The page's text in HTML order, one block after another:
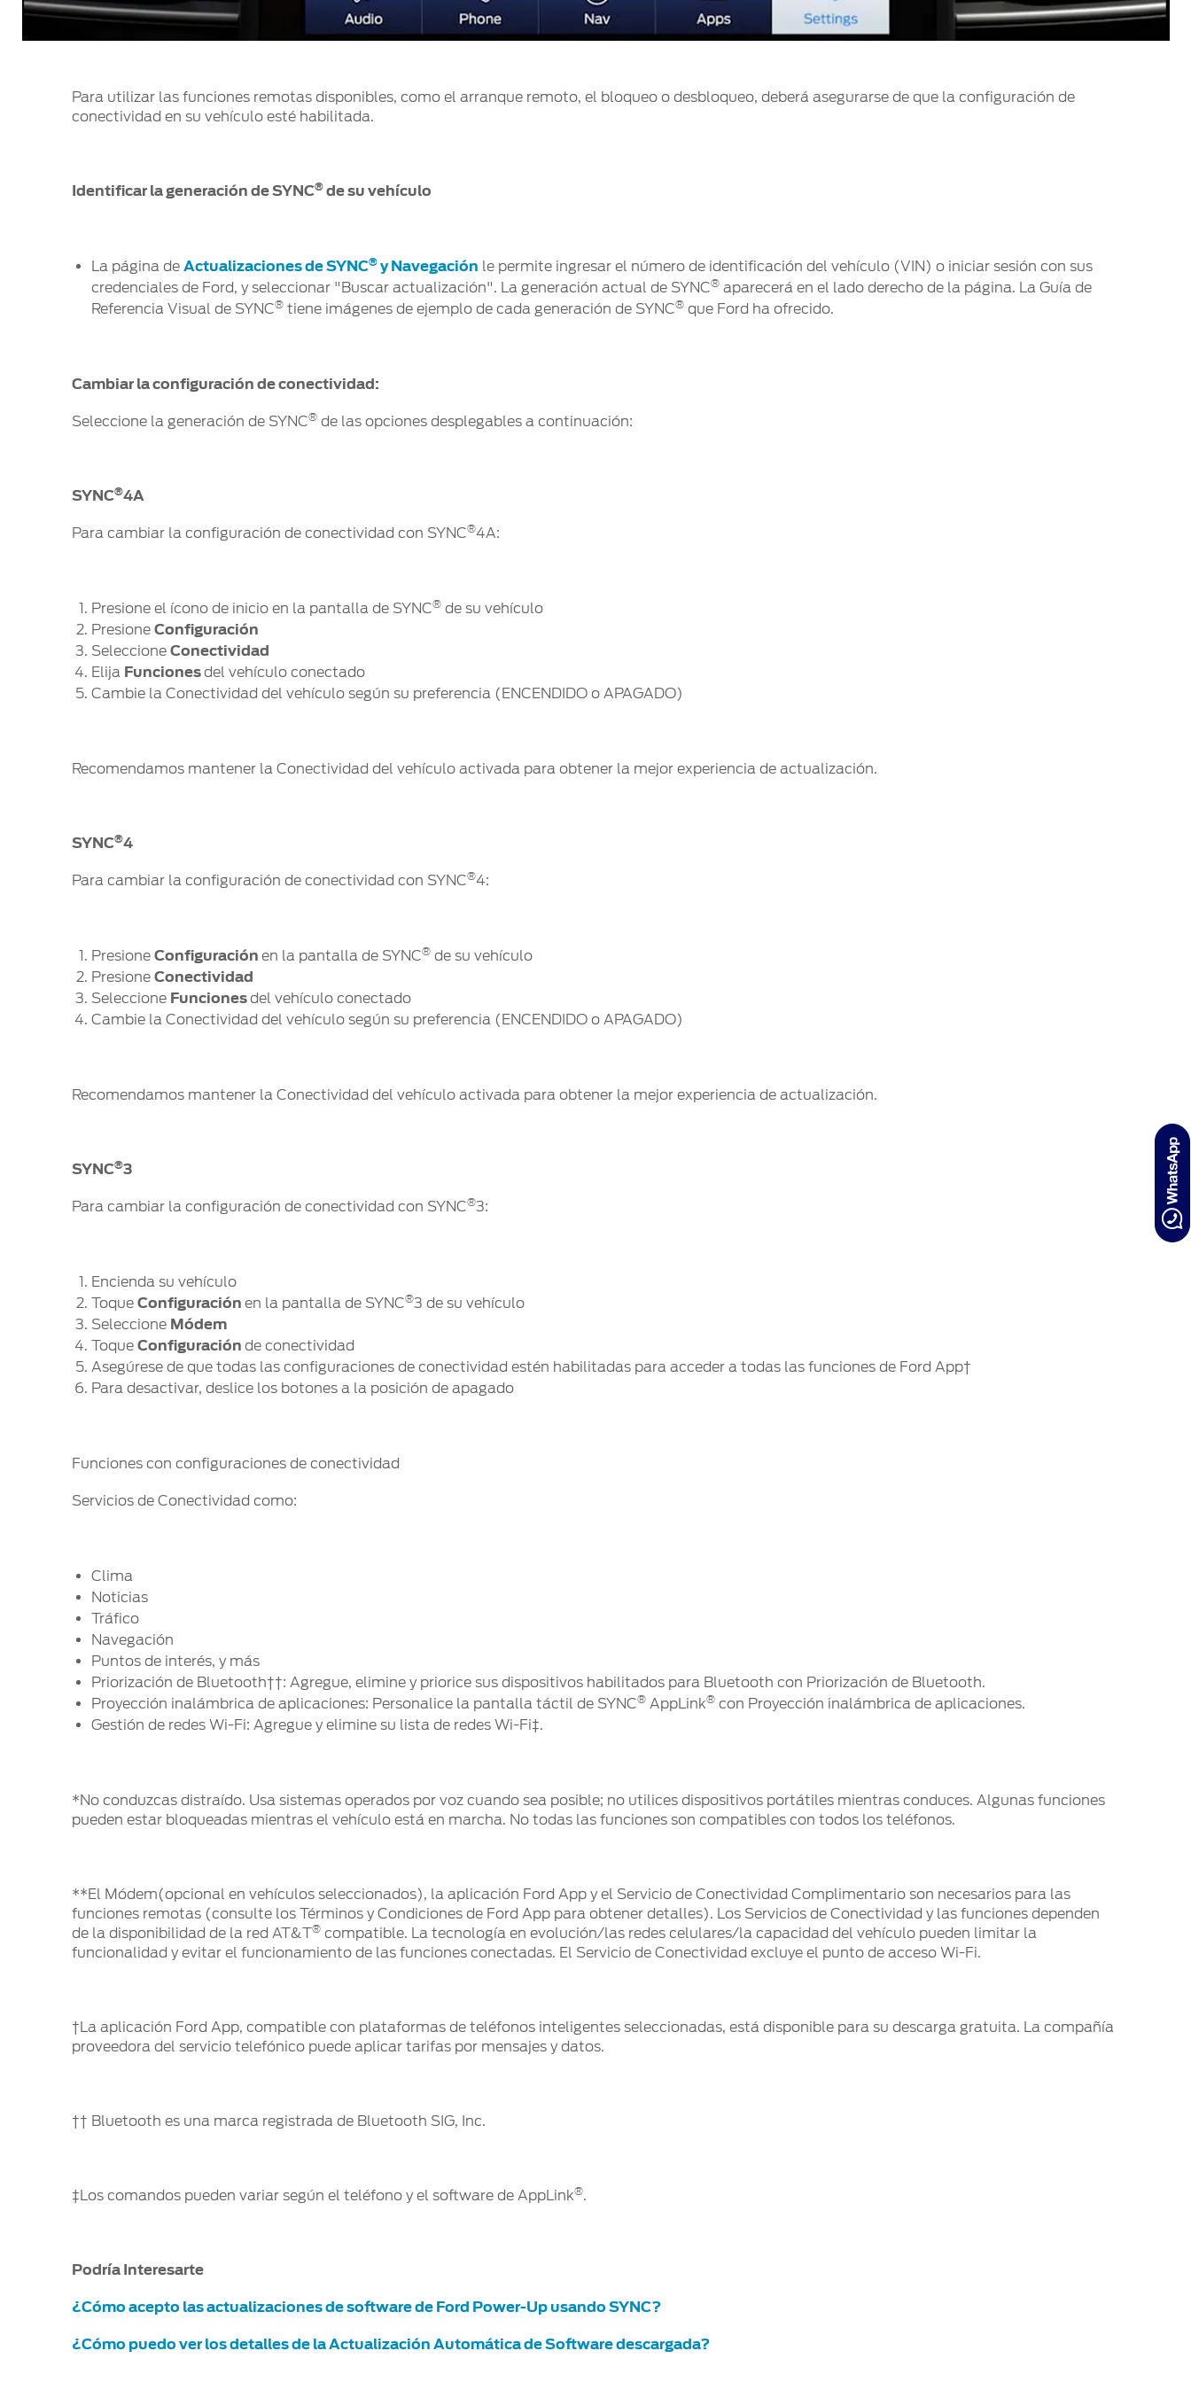
Para utilizar las funciones remotas disponibles, como el arranque remoto, el bloqueo o desbloqueo, deberá asegurarse de que la configuración de
conectividad en su vehículo esté habilitada.
Identificar la generación de SYNC®de su vehículo
La página de Actualizaciones de SYNC® y Navegación le permite ingresar el número de identificación del vehículo (VIN) o iniciar sesión con sus
credenciales de Ford, y seleccionar "Buscar actualización". La generación actual de SYNC®aparecerá en el lado derecho de la página. La Guía de
Referencia Visual de SYNC®tiene imágenes de ejemplo de cada generación de SYNC®que Ford ha ofrecido.
Cambiar la configuración de conectividad:
Seleccione la generación de SYNC®de las opciones desplegables a continuación:
SYNC®4A
Para cambiar la configuración de conectividad con SYNC®4A:
Presione el ícono de inicio en la pantalla de SYNC®de su vehículo
Presione Configuración
Seleccione Conectividad
Elija Funcionesdel vehículo conectado
Cambie la Conectividad del vehículo según su preferencia (ENCENDIDO o APAGADO)
Recomendamos mantener la Conectividad del vehículo activada para obtener la mejor experiencia de actualización.
SYNC®4
Para cambiar la configuración de conectividad con SYNC®4:
Presione Configuración en la pantalla de SYNC®de su vehículo
Presione Conectividad
Seleccione Funcionesdel vehículo conectado
Cambie la Conectividad del vehículo según su preferencia (ENCENDIDO o APAGADO)
Recomendamos mantener la Conectividad del vehículo activada para obtener la mejor experiencia de actualización.
SYNC®3
Para cambiar la configuración de conectividad con SYNC®3:
Encienda su vehículo
Toque Configuración en la pantalla de SYNC®3 de su vehículo
Seleccione Módem
Toque Configuración de conectividad
Asegúrese de que todas las configuraciones de conectividad estén habilitadas para acceder a todas las funciones de Ford App†
Para desactivar, deslice los botones a la posición de apagado
Funciones con configuraciones de conectividad
Servicios de Conectividad como:
Clima
Noticias
Tráfico
Navegación
Puntos de interés, y más
Priorización de Bluetooth††: Agregue, elimine y priorice sus dispositivos habilitados para Bluetooth con Priorización de Bluetooth.
Proyección inalámbrica de aplicaciones: Personalice la pantalla táctil de SYNC®AppLink®con Proyección inalámbrica de aplicaciones.
Gestión de redes Wi-Fi: Agregue y elimine su lista de redes Wi-Fi‡.
*No conduzcas distraído. Usa sistemas operados por voz cuando sea posible; no utilices dispositivos portátiles mientras conduces. Algunas funciones
pueden estar bloqueadas mientras el vehículo está en marcha. No todas las funciones son compatibles con todos los teléfonos.
**El Módem(opcional en vehículos seleccionados), la aplicación Ford App y el Servicio de Conectividad Complimentario son necesarios para las
funciones remotas (consulte los Términos y Condiciones de Ford App para obtener detalles). Los Servicios de Conectividad y las funciones dependen
de la disponibilidad de la red AT&T®compatible. La tecnología en evolución/las redes celulares/la capacidad del vehículo pueden limitar la
funcionalidad y evitar el funcionamiento de las funciones conectadas. El Servicio de Conectividad excluye el punto de acceso Wi-Fi.
†La aplicación Ford App, compatible con plataformas de teléfonos inteligentes seleccionadas, está disponible para su descarga gratuita. La compañía
proveedora del servicio telefónico puede aplicar tarifas por mensajes y datos.
†† Bluetooth es una marca registrada de Bluetooth SIG, Inc.
‡Los comandos pueden variar según el teléfono y el software de AppLink®.
Podría Interesarte
¿Cómo acepto las actualizaciones de software de Ford Power-Up usando SYNC?
¿Cómo puedo ver los detalles de la Actualización Automática de Software descargada?